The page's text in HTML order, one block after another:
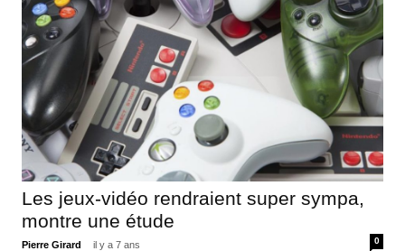
Les jeux-vidéo rendraient super sympa,
montre une étude
Pierre Girard il y a 7 ans 0